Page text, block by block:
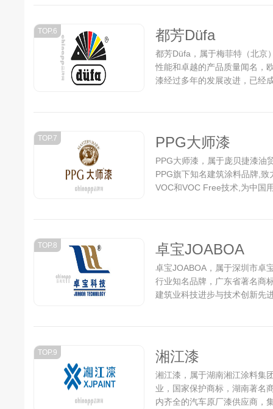
国家级绿色工厂、CNAS国家
TOP.6 都芳Düfa
都芳Düfa，属于梅菲特（北京
性能和卓越的产品质量闻名，
漆经过多年的发展改进，已经
使”环保标志认证。...
TOP.7 PPG大师漆
PPG大师漆，属于庞贝捷漆油
PPG旗下知名建筑涂料品牌,
VOC和VOC Free技术,为中国
TOP.8 卓宝JOABOA
卓宝JOABOA，属于深圳市卓
行业知名品牌，广东省著名商
建筑业科技进步与技术创新先
TOP.9 湘江漆
湘江漆，属于湖南湘江涂料集
业，国家保护商标，湖南著名
内齐全的汽车原厂漆供应商，